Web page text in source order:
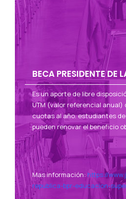
BECA PRESIDENTE DE
Es un aporte de libre
UTM (valor referencial anual)
cuotas al año. estudiantes
pueden renovar el beneficio
Mas información: https://
republica-bpr-educacion-